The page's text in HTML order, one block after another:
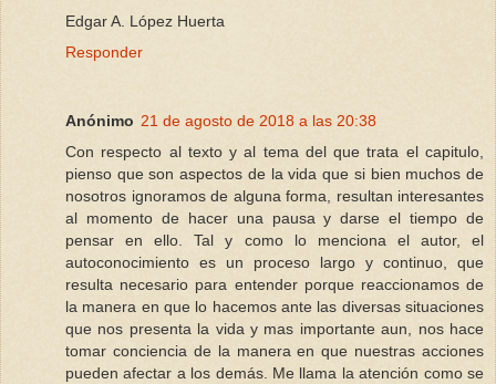
Edgar A. López Huerta
Responder
Anónimo 21 de agosto de 2018 a las 20:38
Con respecto al texto y al tema del que trata el capitulo,
pienso que son aspectos de la vida que si bien muchos de
nosotros ignoramos de alguna forma, resultan interesantes
al momento de hacer una pausa y darse el tiempo de
pensar en ello. Tal y como lo menciona el autor, el
autoconocimiento es un proceso largo y continuo, que
resulta necesario para entender porque reaccionamos de
la manera en que lo hacemos ante las diversas situaciones
que nos presenta la vida y mas importante aun, nos hace
tomar conciencia de la manera en que nuestras acciones
pueden afectar a los demás. Me llama la atención como se